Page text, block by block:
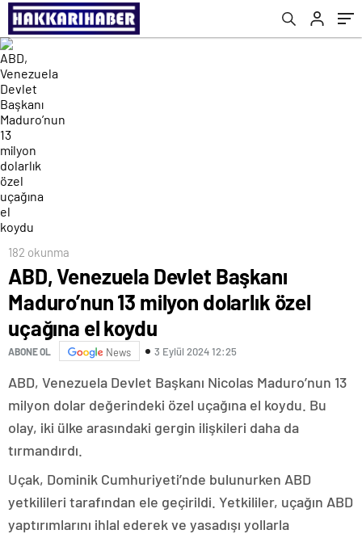
182 okunma
ABD, Venezuela Devlet Başkanı
Maduro’nun 13 milyon dolarlık özel
uçağına el koydu
ABONE OL News 3 Eylül 2024 12:25
ABD, Venezuela Devlet Başkanı Nicolas Maduro’nun 13
milyon dolar değerindeki özel uçağına el koydu. Bu
olay, iki ülke arasındaki gergin ilişkileri daha da
tırmandırdı.
Uçak, Dominik Cumhuriyeti’nde bulunurken ABD
yetkilileri tarafından ele geçirildi. Yetkililer, uçağın ABD
yaptırımlarını ihlal ederek ve yasadışı yollarla